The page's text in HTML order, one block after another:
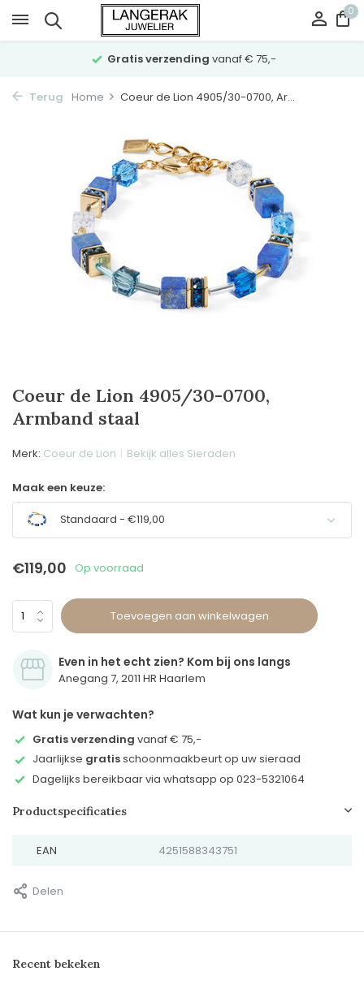
0
Gratis verzending vanaf € 75,-
Terug Home Coeur de Lion 4905/30-0700, Ar...
Coeur de Lion 4905/30-0700,
Armband staal
Merk: Coeur de Lion Bekijk alles Sieraden
Maak een keuze:
Standaard - €119,00
€119,00 Op voorraad
Toevoegen aan winkelwagen
Even in het echt zien? Kom bij ons langs
Anegang 7, 2011 HR Haarlem
Wat kun je verwachten?
Gratis verzending vanaf € 75,-
Jaarlijkse gratisschoonmaakbeurt op uw sieraad
Dagelijks bereikbaar via whatsapp op 023-5321064
Productspecificaties
EAN 4251588343751
Delen
Recent bekeken